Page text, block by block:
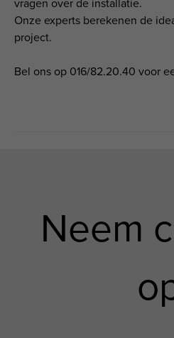
vragen over de installatie.
Onze experts berekenen de
project.
Bel ons op 016/82.20.40 voor
Neem